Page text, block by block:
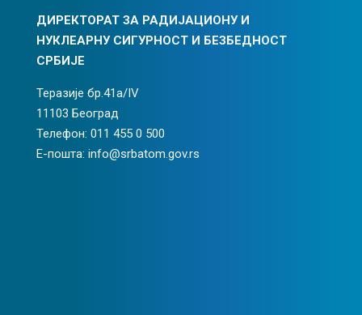
ДИРЕКТОРАТ ЗА РАДИЈАЦИОНУ И
НУКЛЕАРНУ СИГУРНОСТ И БЕЗБЕДНОСТ
СРБИЈЕ
Теразије бр.41а/IV
11103 Београд
Телефон: 011 455 0 500
Е-пошта: info@srbatom.gov.rs